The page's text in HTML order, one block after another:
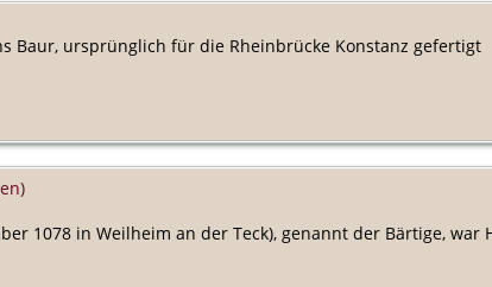
Baur, ursprünglich für die Rheinbrücke Konstanz gefertigt
1078 in Weilheim an der Teck), genannt der Bärtige, war